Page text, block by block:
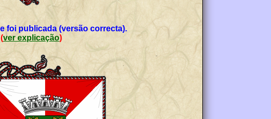
foi publicada (versão correcta).
ver explicação)